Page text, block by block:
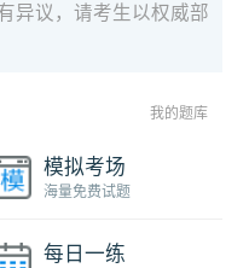
异议，请考生以权威部
我的题库
模拟考场
海量免费试题
每日一练